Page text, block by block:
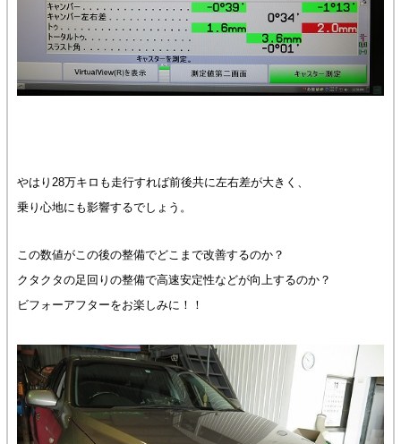
やはり28万キロも走行すれば前後共に左右差が大きく、
乗り心地にも影響するでしょう。
この数値がこの後の整備でどこまで改善するのか？
クタクタの足回りの整備で高速安定性などが向上するのか？
ビフォーアフターをお楽しみに！！